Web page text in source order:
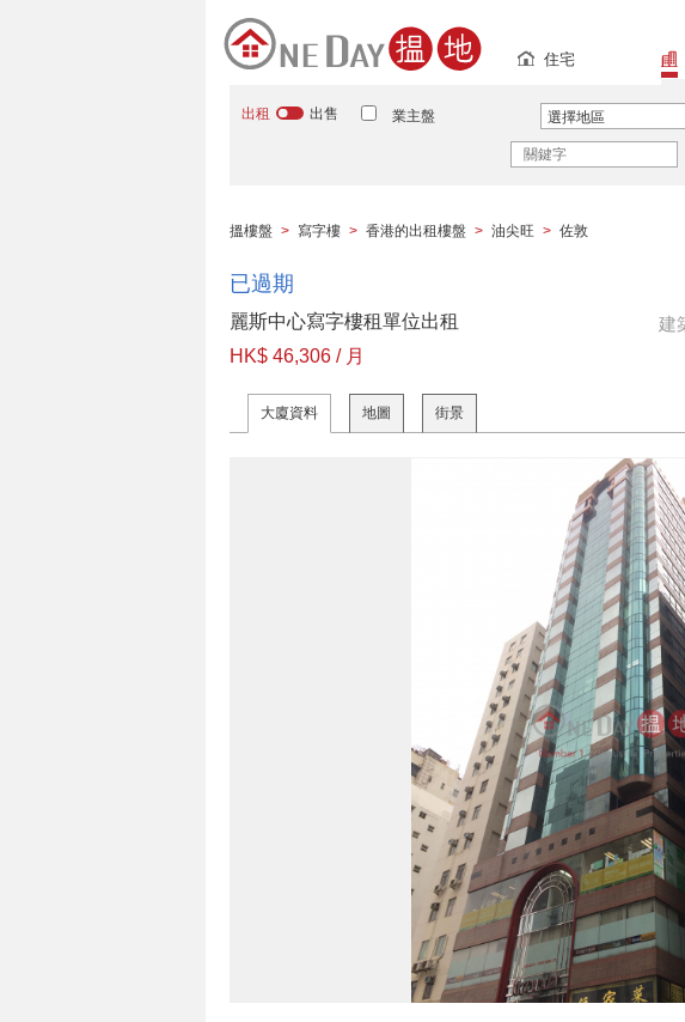
住宅
出租 出售 業主盤 選擇地區
搵樓盤 > 寫字樓 > 香港的出租樓盤 > 油尖旺 > 佐敦
已過期
麗斯中心寫字樓租單位出租
HK$ 46,306 / 月
建
大廈資料 地圖 街景